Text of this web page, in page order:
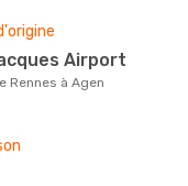
Airport
Rennes à Agen